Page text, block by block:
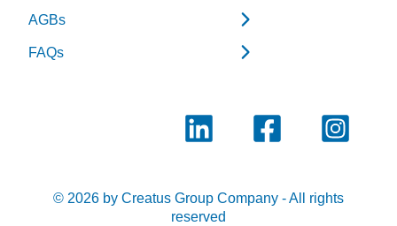
AGBs
FAQs
© 2026 by Creatus Group Company - All rights
reserved